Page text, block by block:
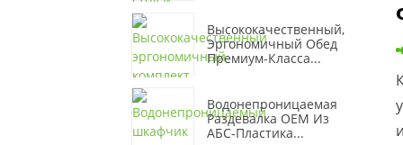
Высококачественный,
Эргономичный Обед
Премиум-Класса...
Водонепроницаемая
Раздевалка OEM Из
АБС-Пластика...